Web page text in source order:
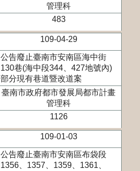
管理科
483
109-04-29
公告廢止臺南市安南區海中街
130巷(海中段344、427地號內)
部分現有巷道暨改道案
臺南市政府都市發展局都市計畫
管理科
1126
109-01-03
公告廢止臺南市安南區布袋段
1356、1357、1359、1361、